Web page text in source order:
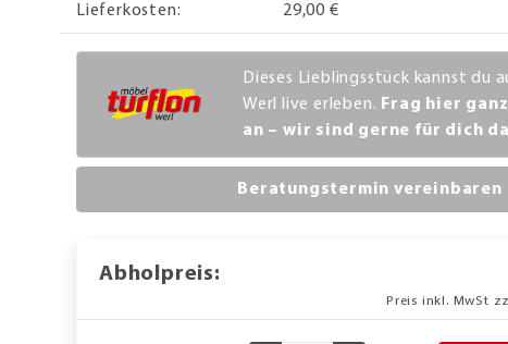
Lieferkosten:
29,00 €
Dieses Lieblingsstück kannst du
Werl live erleben. Frag hier
an – wir sind gerne für dich
Beratungstermin vereinbaren
Abholpreis:
Preis inkl. MwSt